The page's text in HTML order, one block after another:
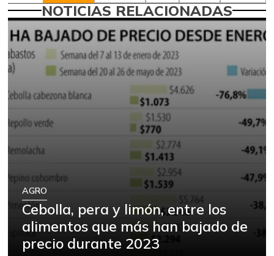
NOTICIAS RELACIONADAS
AGRO
Cebolla, pera y limón, entre los
alimentos que más han bajado de
precio durante 2023